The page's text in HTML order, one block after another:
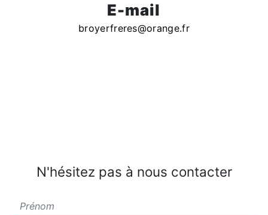
E-mail
broyerfreres@orange.fr
N'hésitez pas à nous contacter